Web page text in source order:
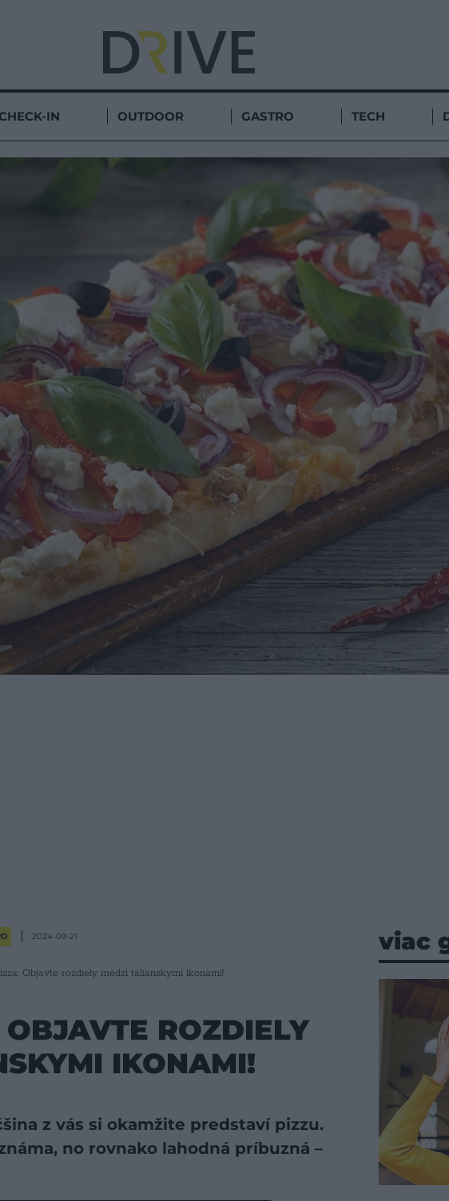
IN OUTDOOR GASTRO TECH
2024-09-21
Objavte rozdiely medzi talianskymi ikonami!
ROZDIELY
IKONAMI!
z vás si okamžite predstaví pizzu.
no rovnako lahodná príbuzná –
viac